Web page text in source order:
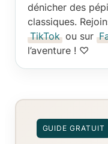
dénicher des
classiques.
TikTok ou sur
l’aventure ! ♡
GUIDE GRATUIT